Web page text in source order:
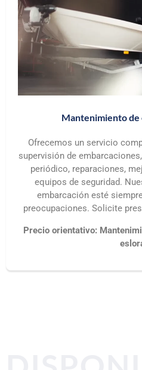
Mantenimiento de
Ofrecemos un servicio
supervisión de
periódico, reparaciones,
equipos de seguridad.
embarcación esté
preocupaciones. Solicite
Precio orientativo: